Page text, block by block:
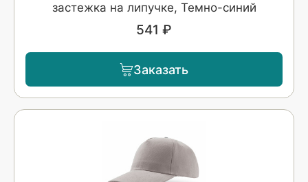
застежка на липучке, Темно-синий
541 ₽
Заказать